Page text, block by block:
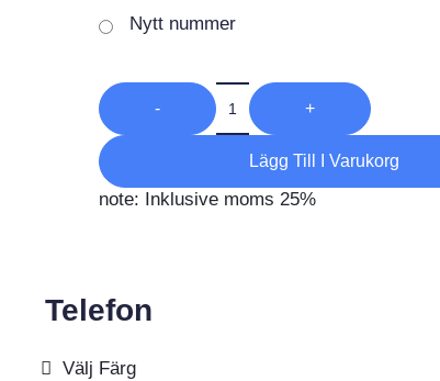
Nytt nummer
- +
Lägg Till I Varukorg
note: Inklusive moms 25%
Telefon
Välj Färg